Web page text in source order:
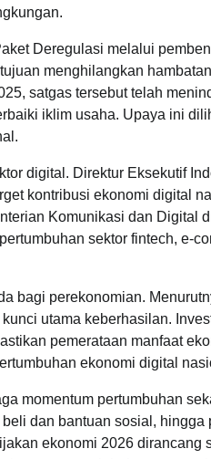
Deregulasi melalui
menghilangkan
satgas tersebut telah
iklim usaha. Upaya ini
digital. Direktur Eksekutif
kontribusi ekonomi digital
Komunikasi dan Digital
sektor fintech, e-
bagi perekonomian.
utama keberhasilan.
pemerataan manfaat
ekonomi digital
momentum pertumbuhan
dan bantuan sosial, hingga
ekonomi 2026 dirancang